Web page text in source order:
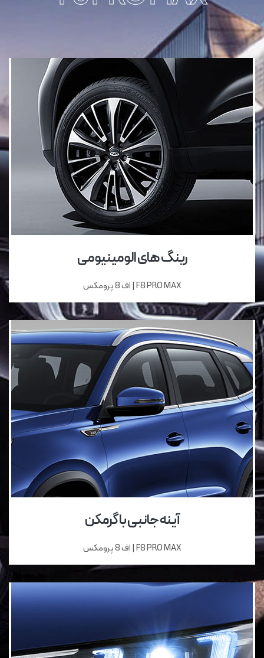
رینگ های الومینیومی
F8 PRO MAX | اف 8 پرومکس
آینه جانبی با گرمکن
F8 PRO MAX | اف 8 پرومکس